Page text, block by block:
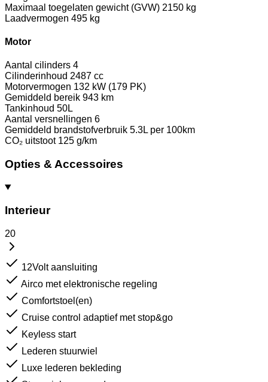
Maximaal toegelaten gewicht (GVW) 2150 kg
Laadvermogen 495 kg
Motor
Aantal cilinders 4
Cilinderinhoud 2487 cc
Motorvermogen 132 kW (179 PK)
Gemiddeld bereik 943 km
Tankinhoud 50L
Aantal versnellingen 6
Gemiddeld brandstofverbruik 5.3L per 100km
CO₂ uitstoot 125 g/km
Opties & Accessoires
Interieur
20
12Volt aansluiting
Airco met elektronische regeling
Comfortstoel(en)
Cruise control adaptief met stop&go
Keyless start
Lederen stuurwiel
Luxe lederen bekleding